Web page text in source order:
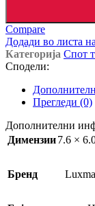
Compare
Додади во листа
Категорија Спот
Сподели:
Прегледи (0)
Дополнителни
Димензии7.6 ×
Бренд